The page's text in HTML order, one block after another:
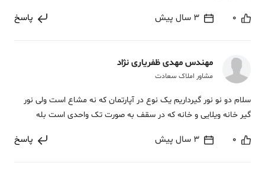
0 3 سال پیش پاسخ
مهندس مهدی ظفریاری نژاد
مشاور املاک سعادت
سلام دو نو نور گیرداریم یک نوع در آپارتمان که نه مشاع است ولی نور
گیر خانه ویلایی و خانه که در سقف به صورت تک واحدی است بله
0 3 سال پیش پاسخ